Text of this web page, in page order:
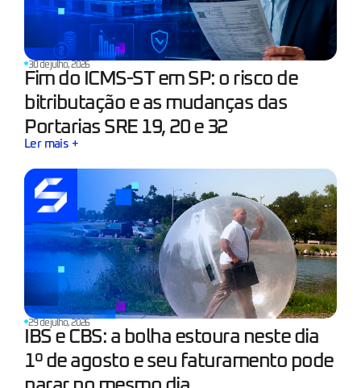
30 de julho, 2026
Fim do ICMS-ST em SP: o risco de
bitributação e as mudanças das
Portarias SRE 19, 20 e 32
Ler mais +
29 de julho, 2026
IBS e CBS: a bolha estoura neste dia
1º de agosto e seu faturamento pode